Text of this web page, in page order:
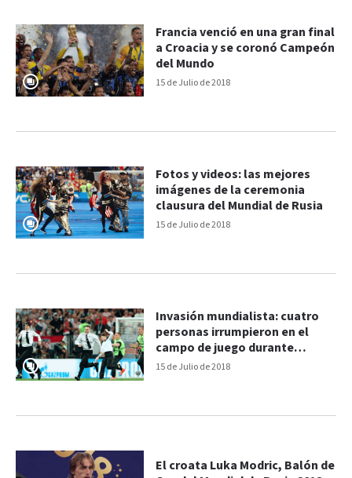
15 de Julio de 2018
Francia venció en una gran final
a Croacia y se coronó Campeón
del Mundo
15 de Julio de 2018
Fotos y videos: las mejores
imágenes de la ceremonia
clausura del Mundial de Rusia
15 de Julio de 2018
Invasión mundialista: cuatro
personas irrumpieron en el
campo de juego durante
Francia y Croacia
El croata Luka Modric, Balón de